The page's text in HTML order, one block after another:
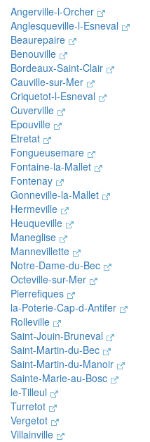
Angerville-l-Orcher
Anglesqueville-l-Esneval
Beaurepaire
Benouville
Bordeaux-Saint-Clair
Cauville-sur-Mer
Criquetot-l-Esneval
Cuverville
Epouville
Etretat
Fongueusemare
Fontaine-la-Mallet
Fontenay
Gonneville-la-Mallet
Hermeville
Heuqueville
Maneglise
Mannevillette
Notre-Dame-du-Bec
Octeville-sur-Mer
Pierrefiques
la-Poterie-Cap-d-Antifer
Rolleville
Saint-Jouin-Bruneval
Saint-Martin-du-Bec
Saint-Martin-du-Manoir
Sainte-Marie-au-Bosc
le-Tilleul
Turretot
Vergetot
Villainville